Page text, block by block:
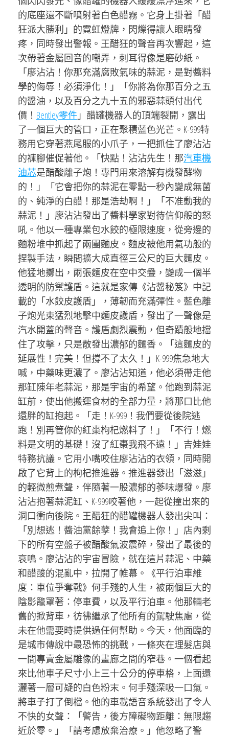
的底座還不斷噴射著白色醋霧。它身上掛著「醋
狂派大勝利」的霓虹燈牌，閃爍得讓人眼睛發
疼，同時發出警報。王醋狂的聲音再次響起，這
次帶著金屬回音的嘲弄，刺耳得像是磨砂紙。
「廖沾沾！你那充滿腐敗氣味的蒜泥，是對醬料
學的侮辱！必須淨化！」「你將為你那百分之五
的醬油，以及百分之九十五的邪惡蒜頭付出代
價！ Bentley零件 」醋罐機器人的頂端裂開，露出
了一個巨大的管口，正在聚積藍色光芒。K-999特
務用它穿著燕尾服的小爪子，一把抓住了廖沾沾
的褲腳催促著他。「快點！沾沾先生！那汽車機
油芯是醋酸離子炮！專門用來溶解有機發酵物
的！」「它會把你的蒜泥在零點一秒內變成無菌
的、純淨的白醋！那是浩劫啊！」「不准動我的
蒜泥！」廖沾沾發出了醬料學家對待信仰般的怒
吼。他以一種專業包水餃的極限速度，從旁邊的
麵粉堆中抓起了兩團麵皮。麵皮被他用氣功般的
捏製手法，瞬間擴大成直徑三公尺的巨大麵皮。
他猛地擲出，兩張麵皮在空中交疊，變成一個半
透明的防禦護盾。這就是家傳《沾醬秘笈》中記
載的「水餃皮護盾」，薄韌而充滿彈性。藍色離
子炮光束猛烈地擊中麵皮護盾，發出了一聲像是
汽水開蓋的聲音。護盾劇烈震動，但奇蹟般地擋
住了攻擊，只是散發出濃郁的麵香。「這麵皮的
延展性！完美！但撐不了太久！」K-999焦急地大
喊，中藥味更濃了。廖沾沾知道，他必須帶走他
那缸陳年老蒜泥，那是宇宙的希望。他跑到蒜泥
缸前，使出他搬運食材的全部力量，將那口比他
還胖的缸抱起。「走！K-999！我們要從後院逃
跑！別再管你的紅棗枸杞燃料了！」「不行！燃
料是文明的基礎！沒了紅棗我飛不遠！」吉娃娃
特務抗議。它用小嘴咬住廖沾沾的衣領，同時開
啟了它背上的枸杞推進器。推進器發出「滋滋」
的輕微煎煮聲，伴隨著一股濃郁的蔘味爆發。廖
沾沾抱著蒜泥缸、K-999咬著他，一起從撞出來的
洞口衝向後院。王醋狂的醋罐機器人發出尖叫：
「別想逃！醬油黨餘孽！我會追上你！」店內剩
下的所有空盤子被醋酸氣波震碎，發出了最後的
哀鳴。廖沾沾的宇宙冒險，就在這片蒜泥、中藥
和醋酸的混亂中，拉開了帷幕。《平行泊車維
度：車位爭奪戰》何手殘的人生，被兩個巨大的
陰影籠罩著：停車費，以及平行泊車。他那輛老
舊的掀背車，彷彿繼承了他所有的駕駛焦慮，從
未在他需要時提供過任何幫助。今天，他面臨的
是城市傳說中最恐怖的挑戰，一條夾在理髮店與
一間專賣金屬雕像的畫廊之間的窄巷。一個看起
來比他車子尺寸小上三十公分的停車格，上面還
灑著一層可疑的白色粉末。何手殘深吸一口氣。
將車子打了倒檔。他的車載語音系統發出了令人
不快的女聲：「警告，後方障礙物距離：無限趨
近於零。」「請考慮放棄治療。」他忽略了警